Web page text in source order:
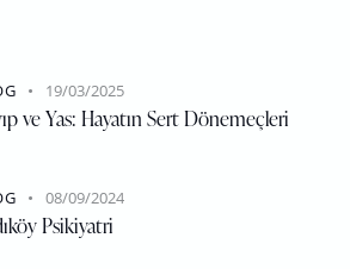
19/03/2025
ve Yas: Hayatın Sert Dönemeçleri
08/09/2024
Psikiyatri